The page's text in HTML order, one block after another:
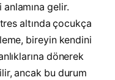
gelir.
altında çocukça
bireyin kendini
dönerek
ancak bu durum